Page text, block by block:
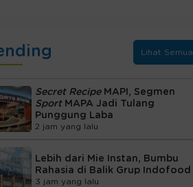
Lihat Semua
Secret RecipeMAPI, Segmen
Sport MAPA Jadi Tulang
Punggung Laba
2 jam yang lalu
Lebih dari Mie Instan, Bumbu
Rahasia di Balik Grup Indofood
3 jam yang lalu